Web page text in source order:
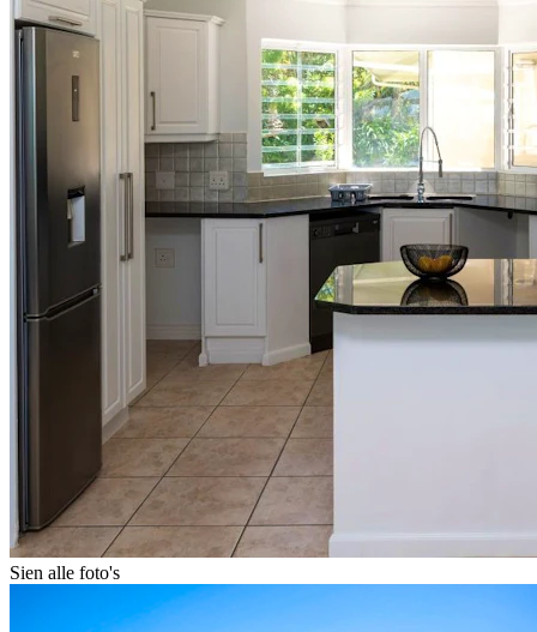
Sien alle foto's